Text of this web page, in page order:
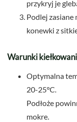
przykryj je
Podlej zasiane
konewki z
Warunki
Optymalna
20-25°C.
Podłoże
mokre.